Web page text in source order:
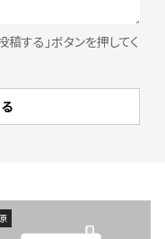
する」ボタンを押してく